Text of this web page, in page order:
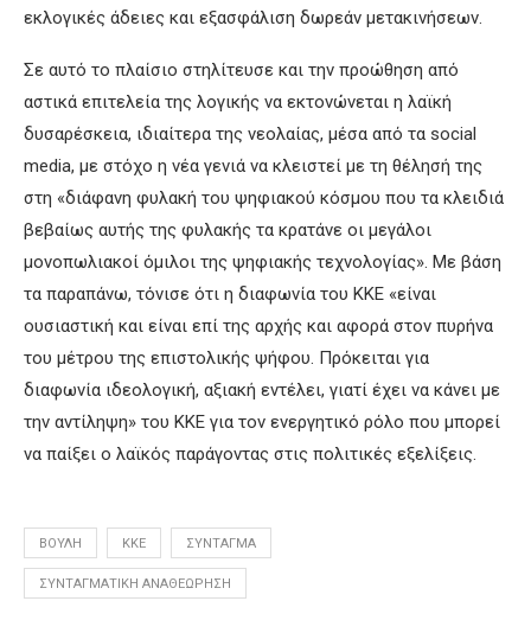
εκλογικές άδειες και εξασφάλιση δωρεάν μετακινήσεων.
Σε αυτό το πλαίσιο στηλίτευσε και την προώθηση από
αστικά επιτελεία της λογικής να εκτονώνεται η λαϊκή
δυσαρέσκεια, ιδιαίτερα της νεολαίας, μέσα από τα social
media, με στόχο η νέα γενιά να κλειστεί με τη θέλησή της
στη «διάφανη φυλακή του ψηφιακού κόσμου που τα κλειδιά
βεβαίως αυτής της φυλακής τα κρατάνε οι μεγάλοι
μονοπωλιακοί όμιλοι της ψηφιακής τεχνολογίας». Με βάση
τα παραπάνω, τόνισε ότι η διαφωνία του ΚΚΕ «είναι
ουσιαστική και είναι επί της αρχής και αφορά στον πυρήνα
του μέτρου της επιστολικής ψήφου. Πρόκειται για
διαφωνία ιδεολογική, αξιακή εντέλει, γιατί έχει να κάνει με
την αντίληψη» του ΚΚΕ για τον ενεργητικό ρόλο που μπορεί
να παίξει ο λαϊκός παράγοντας στις πολιτικές εξελίξεις.
ΒΟΥΛΉ ΚΚΕ ΣΎΝΤΑΓΜΑ
ΣΥΝΤΑΓΜΑΤΙΚΉ ΑΝΑΘΕΏΡΗΣΗ